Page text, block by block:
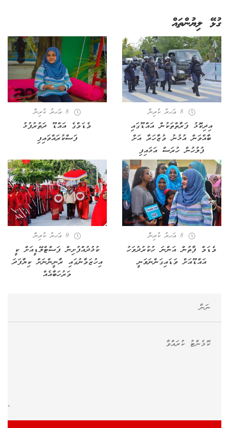
ގުޅޭ ލިޔުންތައް
8 އަހރު ކުރިން
އިދިކޮޅު ފަރާތްތަކުން އައްޑޫގައި
ބާއްވަން އުޅުނު މުޒާހަރާ އަށް
ފުލުހުން ހުރަސް އަޅައިފި
8 އަހރު ކުރިން
މެޑަމްގެ އައްޑޫ ދަތުރުފުޅު
ފަސްކުރައްވައިފި
8 އަހރު ކުރިން
މެޑަމް ފާތުން އަންނަ ހުކުރުދުވަހު
އައްޑޫއަށް ވަޑައިގަންނަވަނީ
9 އަހރު ކުރިން
ކުޅުދުއްފުށިން ފަސްޓްލޭޑީއަށް ކީ
އިހުޒަމާނުގައި ރާނީންނަށް ކިޔާފަދަ
މަރުހަބާއެއް